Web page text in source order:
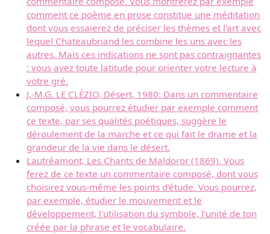
comment ce poème en prose constitue une méditation
dont vous essaierez de préciser les thèmes et l'art avec
lequel Chateaubriand les combine les uns avec les
autres. Mais ces indications ne sont pas contraignantes
: vous avez toute latitude pour orienter votre lecture à
votre gré.
J.-M.G. LE CLÉZIO, Désert, 1980: Dans un commentaire
composé, vous pourrez étudier par exemple comment
ce texte, par ses qualités poétiques, suggère le
déroulement de la marche et ce qui fait le drame et la
grandeur de la vie dans le désert.
Lautréamont, Les Chants de Maldoror (1869). Vous
ferez de ce texte un commentaire composé, dont vous
choisirez vous-même les points d'étude. Vous pourrez,
par exemple, étudier le mouvement et le
développement, l'utilisation du symbole, l'unité de ton
créée par la phrase et le vocabulaire.